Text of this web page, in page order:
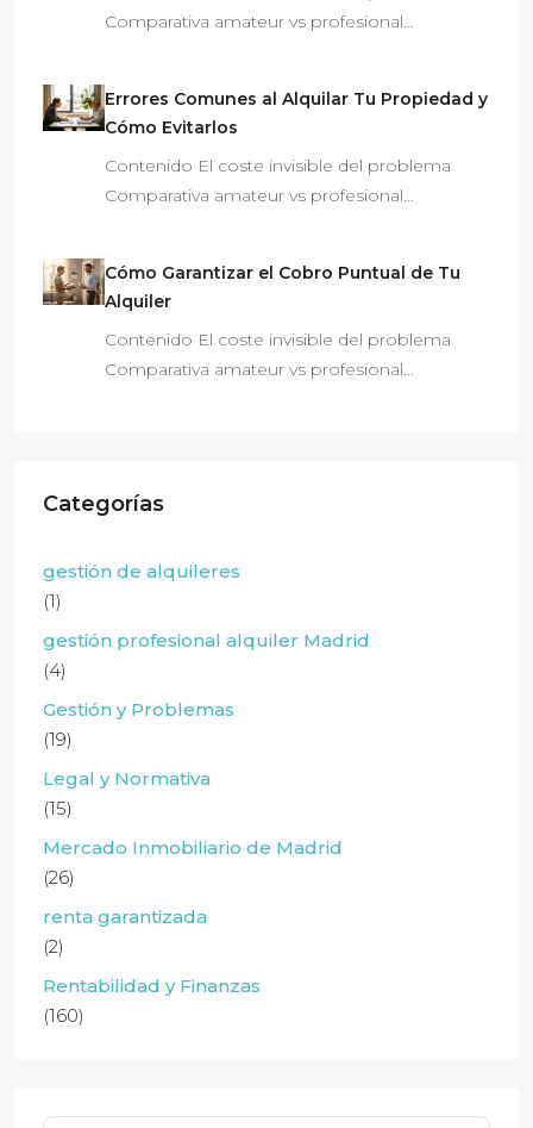
Comparativa amateur vs profesional…
Errores Comunes al Alquilar Tu Propiedad y
Cómo Evitarlos
Contenido El coste invisible del problema
Comparativa amateur vs profesional…
Cómo Garantizar el Cobro Puntual de Tu
Alquiler
Contenido El coste invisible del problema
Comparativa amateur vs profesional…
Categorías
gestión de alquileres
(1)
gestión profesional alquiler Madrid
(4)
Gestión y Problemas
(19)
Legal y Normativa
(15)
Mercado Inmobiliario de Madrid
(26)
renta garantizada
(2)
Rentabilidad y Finanzas
(160)